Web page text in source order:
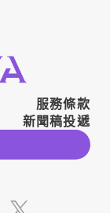
服務條款
新聞稿投遞